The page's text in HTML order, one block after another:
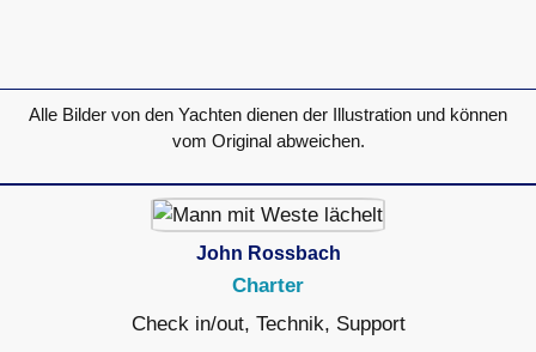
Alle Bilder von den Yachten dienen der Illustration und können
vom Original abweichen.
John Rossbach
Charter
Check in/out, Technik, Support